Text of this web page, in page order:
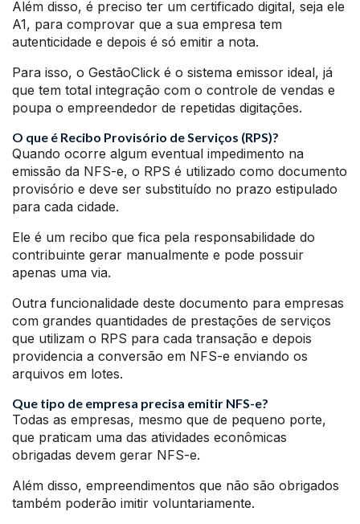
Além disso, é preciso ter um certificado digital, seja ele
A1, para comprovar que a sua empresa tem
autenticidade e depois é só emitir a nota.
Para isso, o GestãoClick é o sistema emissor ideal, já
que tem total integração com o controle de vendas e
poupa o empreendedor de repetidas digitações.
O que é Recibo Provisório de Serviços (RPS)?
Quando ocorre algum eventual impedimento na
emissão da NFS-e, o RPS é utilizado como documento
provisório e deve ser substituído no prazo estipulado
para cada cidade.
Ele é um recibo que fica pela responsabilidade do
contribuinte gerar manualmente e pode possuir
apenas uma via.
Outra funcionalidade deste documento para empresas
com grandes quantidades de prestações de serviços
que utilizam o RPS para cada transação e depois
providencia a conversão em NFS-e enviando os
arquivos em lotes.
Que tipo de empresa precisa emitir NFS-e?
Todas as empresas, mesmo que de pequeno porte,
que praticam uma das atividades econômicas
obrigadas devem gerar NFS-e.
Além disso, empreendimentos que não são obrigados
também poderão imitir voluntariamente.